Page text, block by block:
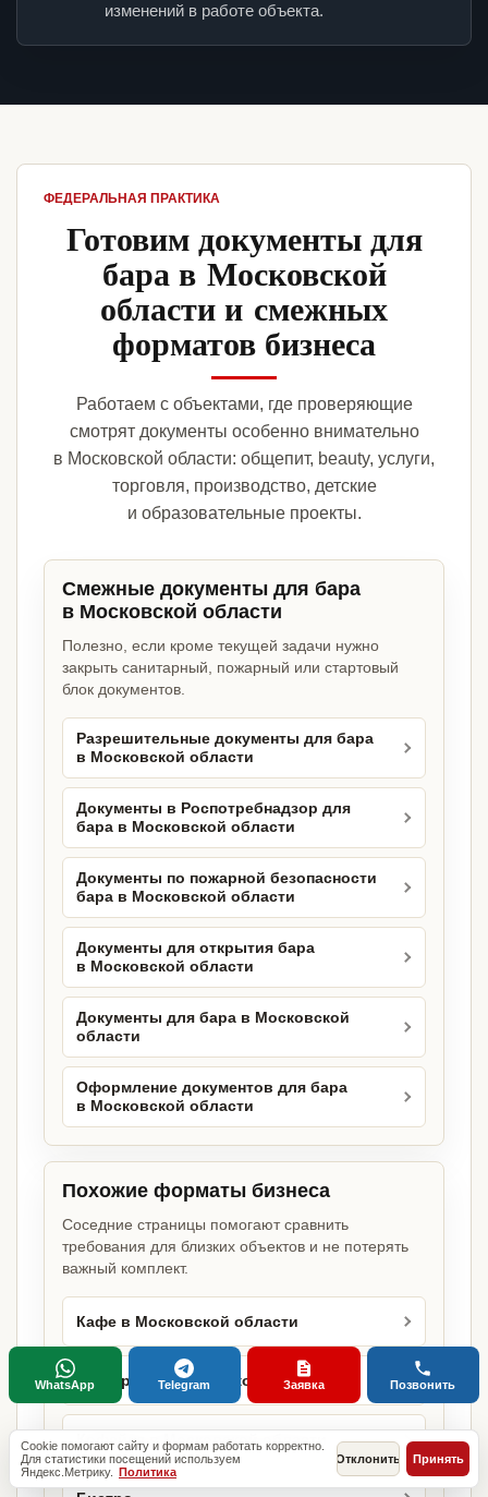
изменений в работе объекта.
ФЕДЕРАЛЬНАЯ ПРАКТИКА
Готовим документы для
бара в Московской
области и смежных
форматов бизнеса
Работаем с объектами, где проверяющие
смотрят документы особенно внимательно
в Московской области: общепит, beauty, услуги,
торговля, производство, детские
и образовательные проекты.
Смежные документы для бара
в Московской области
Полезно, если кроме текущей задачи нужно
закрыть санитарный, пожарный или стартовый
блок документов.
Разрешительные документы для бара
в Московской области
Документы в Роспотребнадзор для
бара в Московской области
Документы по пожарной безопасности
бара в Московской области
Документы для открытия бара
в Московской области
Документы для бара в Московской
области
Оформление документов для бара
в Московской области
Похожие форматы бизнеса
Соседние страницы помогают сравнить
требования для близких объектов и не потерять
важный комплект.
Кафе в Московской области
Ресторан в Московской области
Кофейня в Московской области
Cookie помогают сайту и формам работать корректно.
Для статистики посещений используем
Яндекс.Метрику. Политика
Отклонить Принять
WhatsApp Telegram Заявка Позвонить